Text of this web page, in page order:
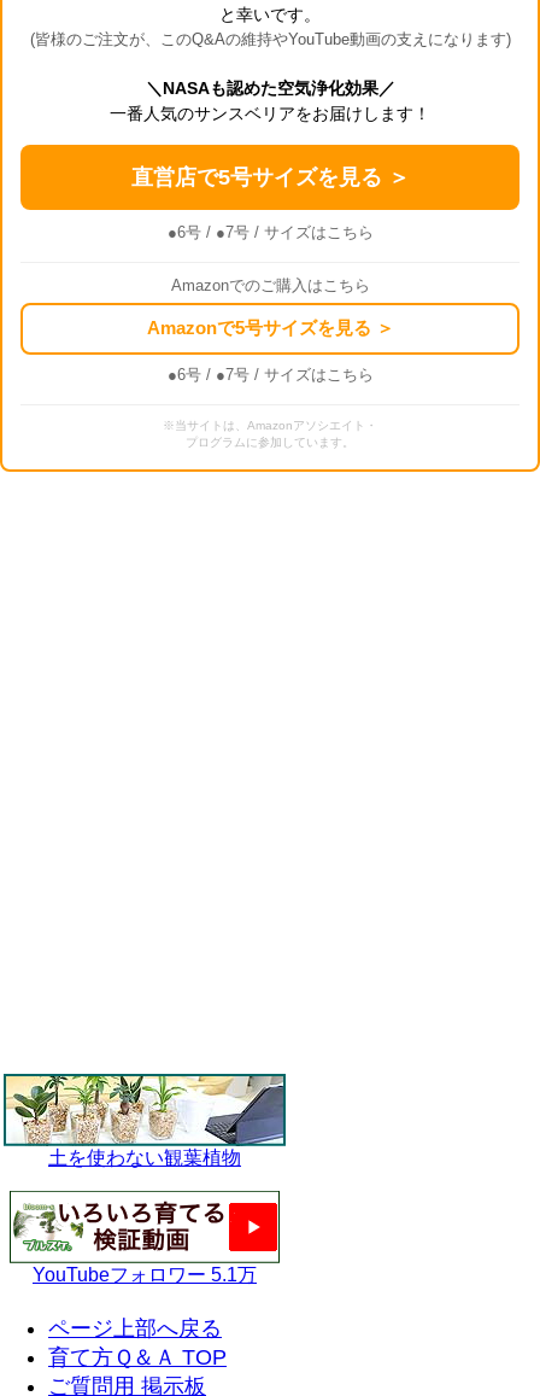
と幸いです。
(皆様のご注文が、このQ&Aの維持やYouTube動画の支えになります)
＼NASAも認めた空気浄化効果／
一番人気のサンスベリアをお届けします！
直営店で5号サイズを見る ＞
●6号/ ●7号/ サイズはこちら
Amazonでのご購入はこちら
Amazonで5号サイズを見る ＞
●6号/ ●7号/ サイズはこちら
※当サイトは、Amazonアソシエイト・
プログラムに参加しています。
土を使わない観葉植物
YouTubeフォロワー 5.1万
ページ上部へ戻る
育て方Ｑ＆Ａ TOP
ご質問用 掲示板